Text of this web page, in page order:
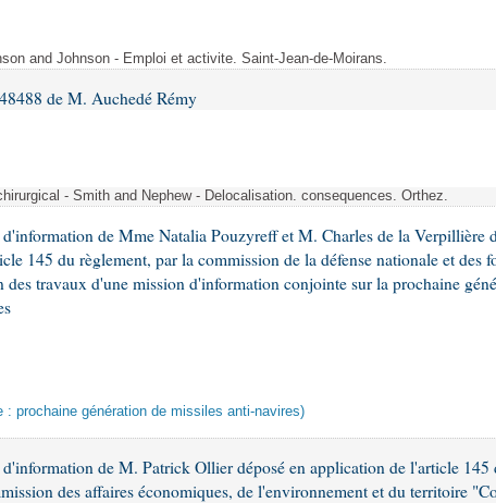
and Johnson - Emploi et activite. Saint-Jean-de-Moirans.
de M. Auchedé Rémy
- Smith and Nephew - Delocalisation. consequences. Orthez.
de Mme Natalia Pouzyreff et M. Charles de la Verpillière
145 du règlement, par la commission de la défense nationale et des
des travaux d'une mission d'information conjointe sur la prochaine
: prochaine génération de missiles anti-navires)
de M. Patrick Ollier déposé en application de l'article 145
des affaires économiques, de l'environnement et du territoire